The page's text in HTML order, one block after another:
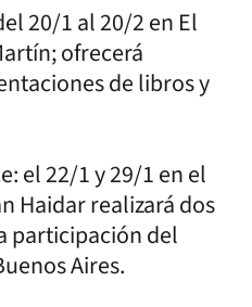
20/1 al 20/2 en El
ofrecerá
de libros y
el 22/1 y 29/1 en el
Haidar realizará dos
participación del
Aires.